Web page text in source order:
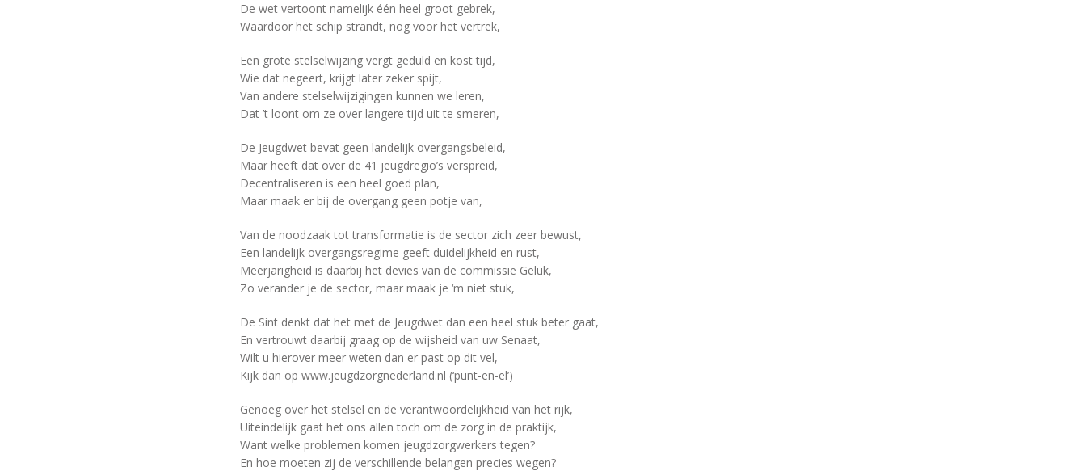
De wet vertoont namelijk één heel groot gebrek,
Waardoor het schip strandt, nog voor het vertrek,
Een grote stelselwijzing vergt geduld en kost tijd,
Wie dat negeert, krijgt later zeker spijt,
Van andere stelselwijzigingen kunnen we leren,
Dat ’t loont om ze over langere tijd uit te smeren,
De Jeugdwet bevat geen landelijk overgangsbeleid,
Maar heeft dat over de 41 jeugdregio’s verspreid,
Decentraliseren is een heel goed plan,
Maar maak er bij de overgang geen potje van,
Van de noodzaak tot transformatie is de sector zich zeer bewust,
Een landelijk overgangsregime geeft duidelijkheid en rust,
Meerjarigheid is daarbij het devies van de commissie Geluk,
Zo verander je de sector, maar maak je ‘m niet stuk,
De Sint denkt dat het met de Jeugdwet dan een heel stuk beter gaat,
En vertrouwt daarbij graag op de wijsheid van uw Senaat,
Wilt u hierover meer weten dan er past op dit vel,
Kijk dan op www.jeugdzorgnederland.nl (‘punt-en-el’)
Genoeg over het stelsel en de verantwoordelijkheid van het rijk,
Uiteindelijk gaat het ons allen toch om de zorg in de praktijk,
Want welke problemen komen jeugdzorgwerkers tegen?
En hoe moeten zij de verschillende belangen precies wegen?